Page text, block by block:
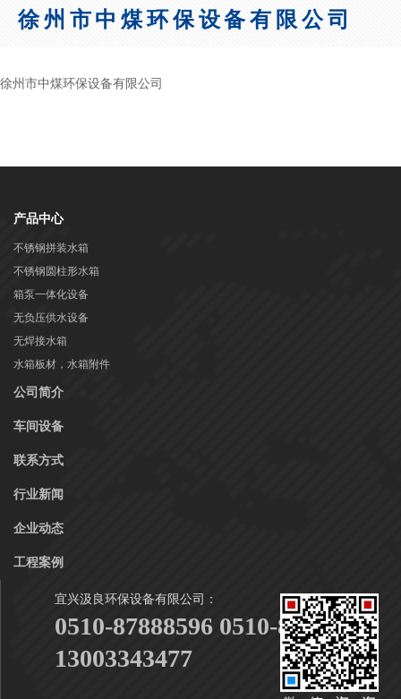
徐州市中煤环保设备有限公司
徐州市中煤环保设备有限公司
产品中心
不锈钢拼装水箱
不锈钢圆柱形水箱
箱泵一体化设备
无负压供水设备
无焊接水箱
水箱板材，水箱附件
公司简介
车间设备
联系方式
行业新闻
企业动态
工程案例
宜兴汲良环保设备有限公司：
0510-87888596 0510-87888916
13003343477